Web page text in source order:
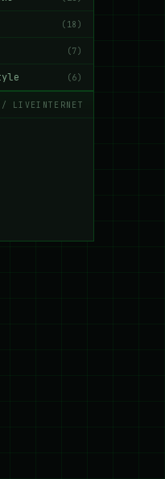
(18)
(7)
(6)
LIVEINTERNET